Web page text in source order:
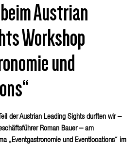
Austrian
Workshop
und
der Austrian Leading Sights durften wir –
Roman Bauer – am
„Eventgastronomie und Eventlocations“ im